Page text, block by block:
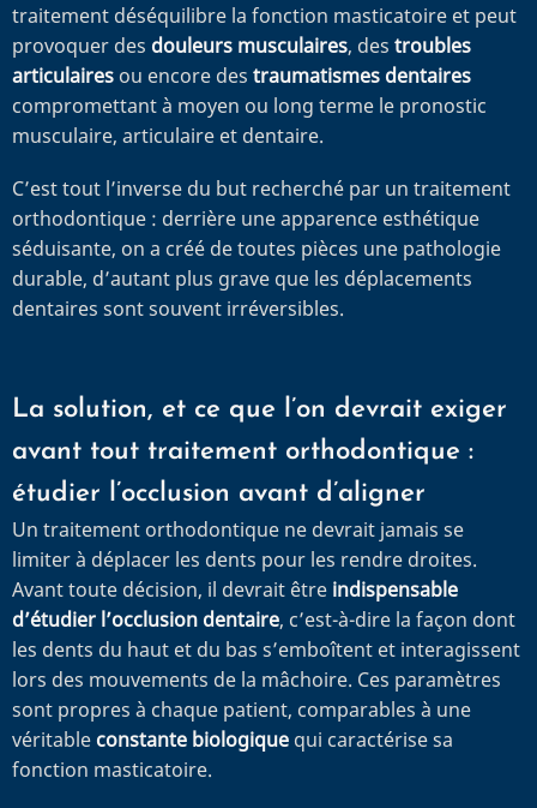
traitement déséquilibre la fonction masticatoire et peut
provoquer des douleurs musculaires, des troubles
articulaires ou encore des traumatismes dentaires
compromettant à moyen ou long terme le pronostic
musculaire, articulaire et dentaire.
C’est tout l’inverse du but recherché par un traitement
orthodontique : derrière une apparence esthétique
séduisante, on a créé de toutes pièces une pathologie
durable, d’autant plus grave que les déplacements
dentaires sont souvent irréversibles.
La solution, et ce que l’on devrait exiger
avant tout traitement orthodontique :
étudier l’occlusion avant d’aligner
Un traitement orthodontique ne devrait jamais se
limiter à déplacer les dents pour les rendre droites.
Avant toute décision, il devrait être indispensable
d’étudier l’occlusion dentaire, c’est-à-dire la façon dont
les dents du haut et du bas s’emboîtent et interagissent
lors des mouvements de la mâchoire. Ces paramètres
sont propres à chaque patient, comparables à une
véritable constante biologique qui caractérise sa
fonction masticatoire.